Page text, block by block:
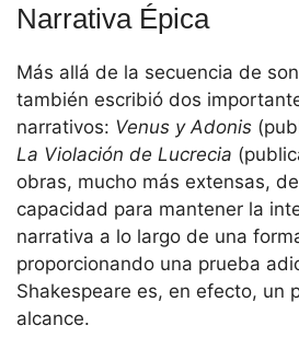
Narrativa Épica
Más allá de la secuencia de
también escribió dos
narrativos: Venus y Adonis
La Violación de Lucrecia
obras, mucho más extensas,
capacidad para mantener la
narrativa a lo largo de una
proporcionando una prueba
Shakespeare es, en efecto, un
alcance.